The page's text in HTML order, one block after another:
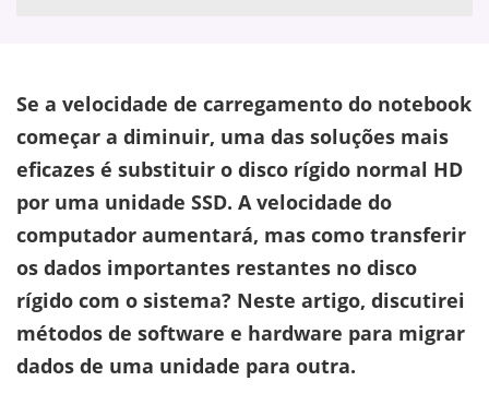
Se a velocidade de carregamento do notebook
começar a diminuir, uma das soluções mais
eficazes é substituir o disco rígido normal HD
por uma unidade SSD. A velocidade do
computador aumentará, mas como transferir
os dados importantes restantes no disco
rígido com o sistema? Neste artigo, discutirei
métodos de software e hardware para migrar
dados de uma unidade para outra.